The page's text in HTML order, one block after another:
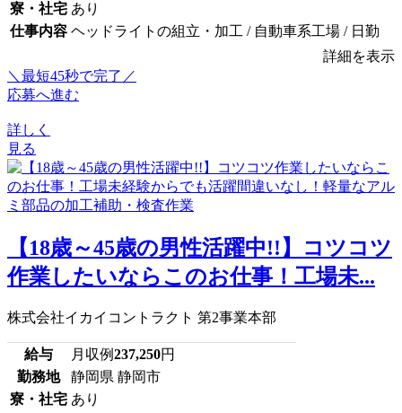
寮・社宅 あり
仕事内容 ヘッドライトの組立・加工 / 自動車系工場 / 日勤
詳細を表示
＼最短45秒で完了／
応募へ進む
詳しく
見る
【18歳～45歳の男性活躍中!!】コツコツ
作業したいならこのお仕事！工場未...
株式会社イカイコントラクト 第2事業本部
給与 月収例237,250円
勤務地
静岡県 静岡市
寮・社宅 あり